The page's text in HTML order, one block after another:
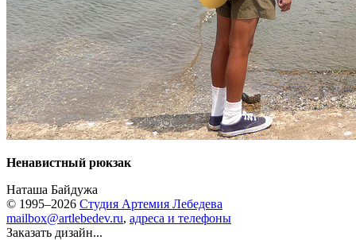
Ненавистный рюкзак
Наташа Байдужа
© 1995–2026 Студия Артемия Лебедева
mailbox@artlebedev.ru, адреса и телефоны
Заказать дизайн...